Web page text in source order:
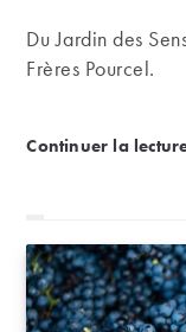
Du Jardin des
Frères Pourcel.
Continuer la